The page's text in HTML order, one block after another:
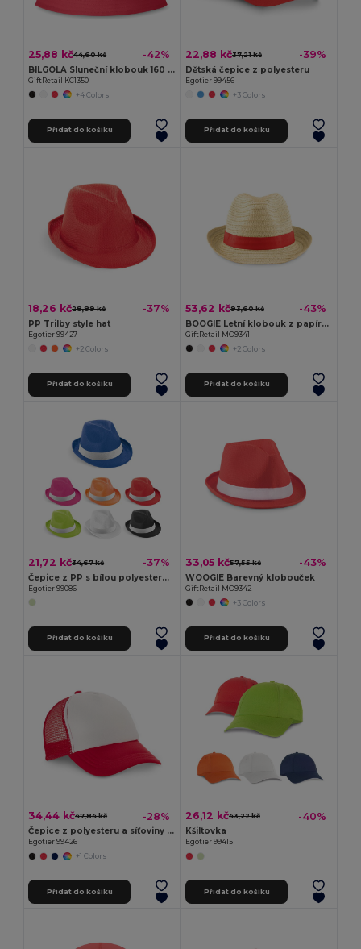
25,88 kč44,60 kč -42%
BILGOLA Sluneční klobouk 160 gr/m²
GiftRetail KC1350
+4 Colors
Přidat do košíku
22,88 kč37,21 kč -39%
Dětská čepice z polyesteru
Egotier 99456
+3 Colors
Přidat do košíku
18,26 kč28,89 kč -37%
PP Trilby style hat
Egotier 99427
+2 Colors
Přidat do košíku
53,62 kč93,60 kč -43%
BOOGIE Letní klobouk z papírové slámy s barevnou stuhou
GiftRetail MO9341
+2 Colors
Přidat do košíku
21,72 kč34,67 kč -37%
Čepice z PP s bílou polyesterovou stuhou
Egotier 99086
Přidat do košíku
33,05 kč57,55 kč -43%
WOOGIE Barevný klobouček
GiftRetail MO9342
+3 Colors
Přidat do košíku
34,44 kč47,84 kč -28%
Čepice z polyesteru a síťoviny (150 g/m²)
Egotier 99426
+1 Colors
Přidat do košíku
26,12 kč43,22 kč -40%
Kšiltovka
Egotier 99415
Přidat do košíku